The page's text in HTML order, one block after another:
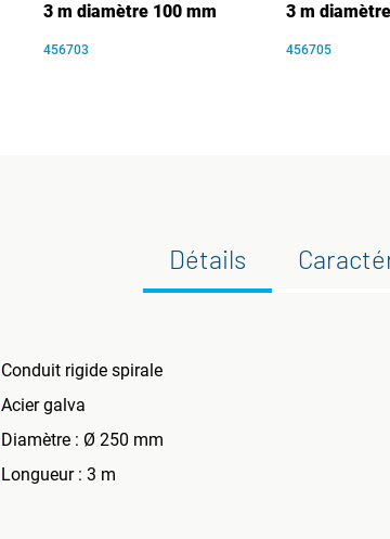
3 m diamètre 100 mm
456703
3 m
456705
Détails
Conduit rigide spirale
Acier galva
Diamètre : Ø 250 mm
Longueur : 3 m